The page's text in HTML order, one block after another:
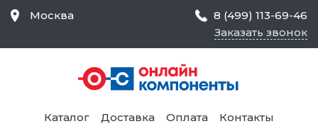
Москва
8 (499) 113-69-46
Заказать звонок
Каталог Доставка Оплата Контакты
Средства Контроля
Статического
Электричества и
Безопасности,
Товары для Чистых